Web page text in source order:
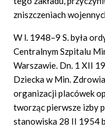
zniszczeniach
W l. 1948–9 S. była
Centralnym Szpitalu
Warszawie. Dn. 1 XII
Dziecka w Min.
organizacji placówek
tworząc pierwsze izby
stanowiska 28 II 1954